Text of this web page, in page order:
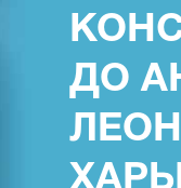
ДО